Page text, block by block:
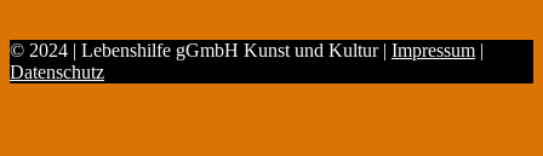
© 2024 | Lebenshilfe gGmbH Kunst und Kultur | Impressum |
Datenschutz